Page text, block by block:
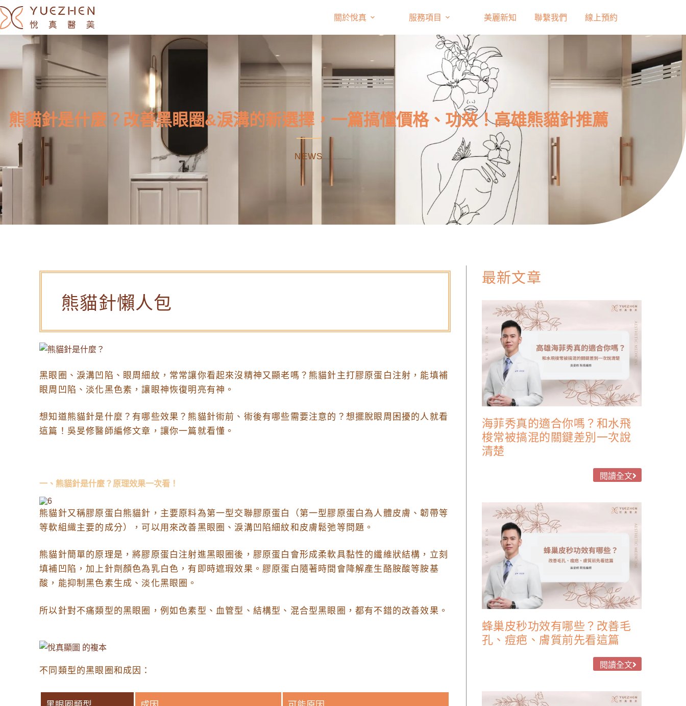
關於悅真 服務項目 美麗新知 聯繫我們 線上預約
熊貓針是什麼？改善黑眼圈&淚溝的新選擇，一篇搞懂價格、功效！高雄熊貓針推薦
NEWS
熊貓針懶人包
黑眼圈、淚溝凹陷、眼周細紋，常常讓你看起來沒精神又顯老嗎？熊貓針主打膠原蛋白注射，能填補
眼周凹陷、淡化黑色素，讓眼神恢復明亮有神。
想知道熊貓針是什麼？有哪些效果？熊貓針術前、術後有哪些需要注意的？想擺脫眼周困擾的人就看
這篇！吳旻修醫師編修文章，讓你一篇就看懂。
一、熊貓針是什麼？原理效果一次看！
熊貓針又稱膠原蛋白熊貓針，主要原料為第一型交聯膠原蛋白（第一型膠原蛋白為人體皮膚、韌帶等
等軟組織主要的成分），可以用來改善黑眼圈、淚溝凹陷細紋和皮膚鬆弛等問題。
熊貓針簡單的原理是，將膠原蛋白注射進黑眼圈後，膠原蛋白會形成柔軟具黏性的纖維狀結構，立刻
填補凹陷，加上針劑顏色為乳白色，有即時遮瑕效果。膠原蛋白隨著時間會降解產生酪胺酸等胺基
酸，能抑制黑色素生成、淡化黑眼圈。
所以針對不痛類型的黑眼圈，例如色素型、血管型、結構型、混合型黑眼圈，都有不錯的改善效果。
不同類型的黑眼圈和成因：
最新文章
海菲秀真的適合你嗎？和水飛
梭常被搞混的關鍵差別一次說
清楚
閱讀全文
蜂巢皮秒功效有哪些？改善毛
孔、痘疤、膚質前先看這篇
閱讀全文